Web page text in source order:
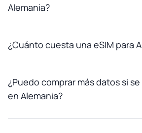
Alemania?
¿Cuánto cuesta una eSIM para
¿Puedo comprar más datos si
en Alemania?